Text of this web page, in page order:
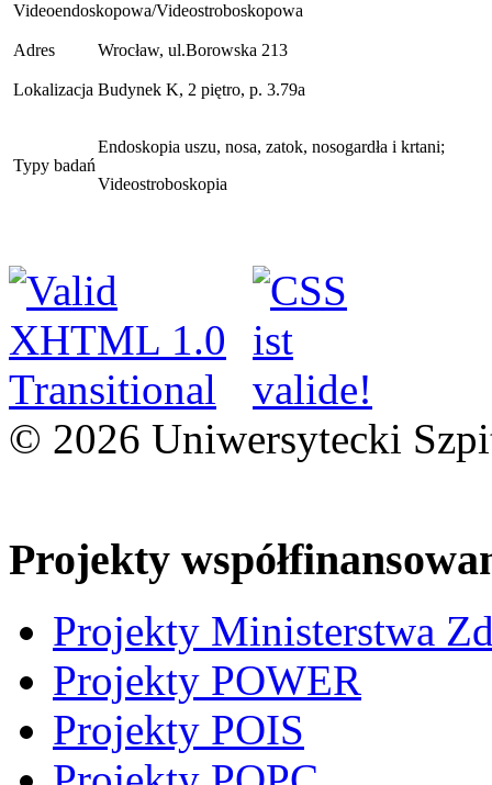
Videoendoskopowa/Videostroboskopowa
Adres Wrocław, ul.Borowska 213
Lokalizacja Budynek K, 2 piętro, p. 3.79a
Typy badań
Endoskopia uszu, nosa, zatok, nosogardła i krtani;
Videostroboskopia
© 2026 Uniwersytecki
Projekty
Projekty Ministerstwa
Projekty POWER
Projekty POIS